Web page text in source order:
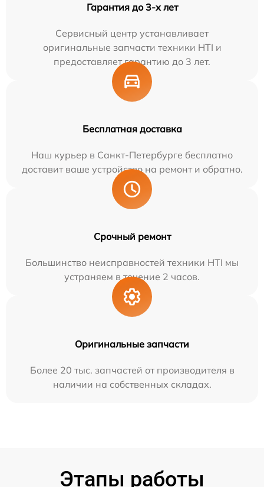
Гарантия до 3-х лет
Сервисный центр устанавливает
оригинальные запчасти техники HTI и
предоставляет гарантию до 3 лет.
Бесплатная доставка
Наш курьер в Санкт-Петербурге бесплатно
доставит ваше устройство на ремонт и обратно.
Срочный ремонт
Большинство неисправностей техники HTI мы
устраняем в течение 2 часов.
Оригинальные запчасти
Более 20 тыс. запчастей от производителя в
наличии на собственных складах.
Этапы работы